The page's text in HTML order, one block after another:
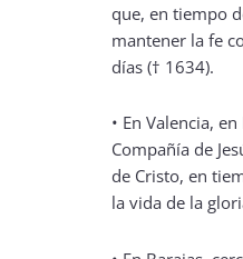
que, en tiempo
mantener la fe
días († 1634).
• En Valencia,
Compañía de
de Cristo, en
la vida de la